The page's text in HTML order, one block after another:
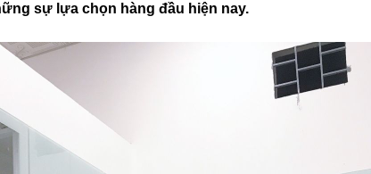
sự lựa chọn hàng đầu hiện nay.